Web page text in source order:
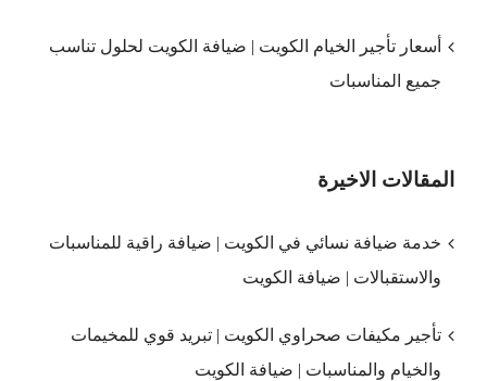
أسعار تأجير الخيام الكويت | ضيافة الكويت لحلول تناسب
جميع المناسبات
المقالات الاخيرة
خدمة ضيافة نسائي في الكويت | ضيافة راقية للمناسبات
والاستقبالات | ضيافة الكويت
تأجير مكيفات صحراوي الكويت | تبريد قوي للمخيمات
والخيام والمناسبات | ضيافة الكويت